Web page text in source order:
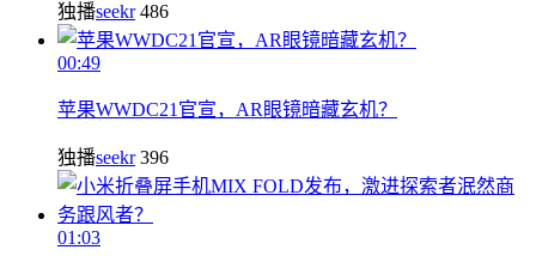
独播seekr 486
00:49
苹果WWDC21官宣，AR眼镜暗藏玄机？
独播seekr 396
01:03